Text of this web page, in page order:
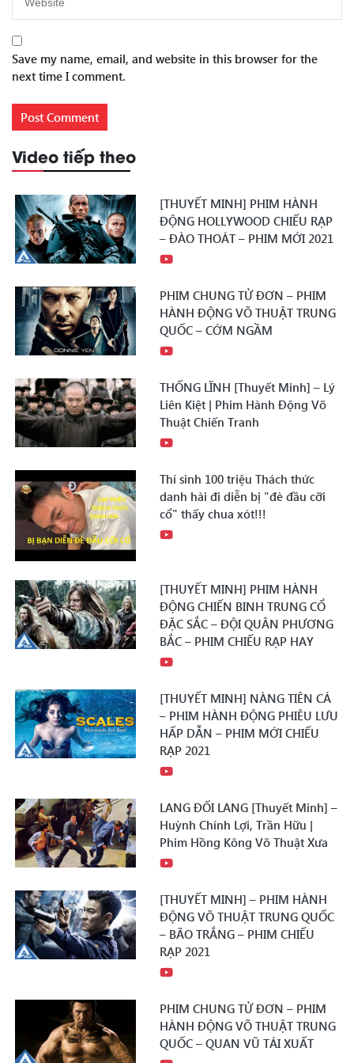
Save my name, email, and website in this browser for the
next time I comment.
Video tiếp theo
[THUYẾT MINH] PHIM HÀNH
ĐỘNG HOLLYWOOD CHIẾU RẠP
– ĐÀO THOÁT – PHIM MỚI 2021
PHIM CHUNG TỬ ĐƠN – PHIM
HÀNH ĐỘNG VÕ THUẬT TRUNG
QUỐC – CỚM NGẦM
THỐNG LĨNH [Thuyết Minh] – Lý
Liên Kiệt | Phim Hành Động Võ
Thuật Chiến Tranh
Thí sinh 100 triệu Thách thức
danh hài đi diễn bị "đè đầu cỡi
cổ" thấy chua xót!!!
[THUYẾT MINH] PHIM HÀNH
ĐỘNG CHIẾN BINH TRUNG CỔ
ĐẶC SẮC – ĐỘI QUÂN PHƯƠNG
BẮC – PHIM CHIẾU RẠP HAY
[THUYẾT MINH] NÀNG TIÊN CÁ
– PHIM HÀNH ĐỘNG PHIÊU LƯU
HẤP DẪN – PHIM MỚI CHIẾU
RẠP 2021
LANG ĐỐI LANG [Thuyết Minh] –
Huỳnh Chính Lợi, Trần Hữu |
Phim Hồng Kông Võ Thuật Xưa
[THUYẾT MINH] – PHIM HÀNH
ĐỘNG VÕ THUẬT TRUNG QUỐC
– BÃO TRẮNG – PHIM CHIẾU
RẠP 2021
PHIM CHUNG TỬ ĐƠN – PHIM
HÀNH ĐỘNG VÕ THUẬT TRUNG
QUỐC – QUAN VŨ TÁI XUẤT